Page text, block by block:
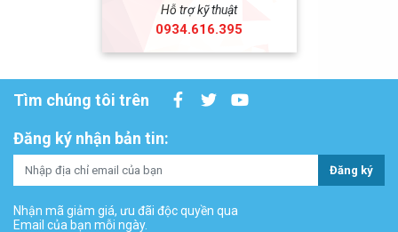
Hỗ trợ kỹ thuật
0934.616.395
Tìm chúng tôi trên
Đăng ký nhận bản tin:
Đăng ký
Nhận mã giảm giá, ưu đãi độc quyền qua
Email của bạn mỗi ngày.